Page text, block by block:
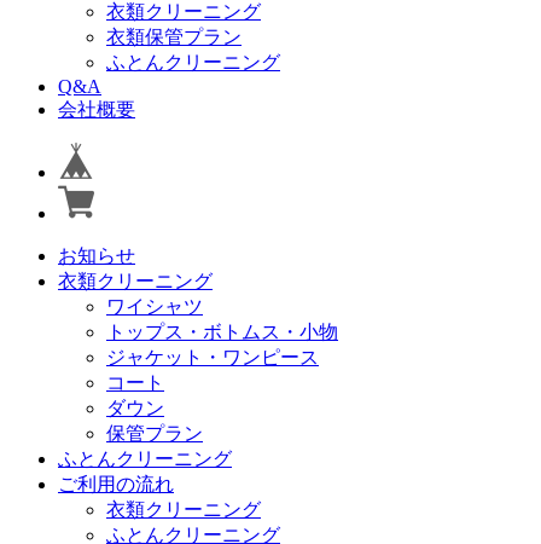
衣類クリーニング
衣類保管プラン
ふとんクリーニング
Q&A
会社概要
お知らせ
衣類クリーニング
ワイシャツ
トップス・ボトムス・小物
ジャケット・ワンピース
コート
ダウン
保管プラン
ふとんクリーニング
ご利用の流れ
衣類クリーニング
ふとんクリーニング